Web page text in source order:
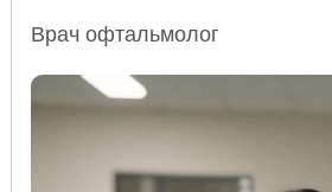
Врач офтальмолог